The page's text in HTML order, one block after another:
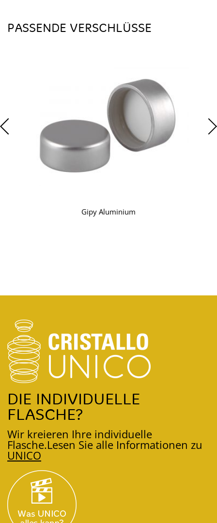
PASSENDE VERSCHLÜSSE
Gipy Aluminium
DIE INDIVIDUELLE
FLASCHE?
Wir kreieren Ihre individuelle
Flasche.Lesen Sie alle Informationen zu
UNICO